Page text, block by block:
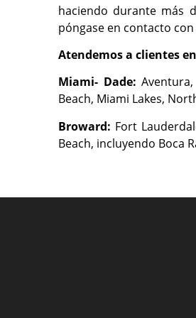
haciendo durante más
póngase en contacto
Atendemos a clientes
Miami- Dade:
Beach, Miami Lakes,
Broward: Fort
Beach, incluyendo Boca